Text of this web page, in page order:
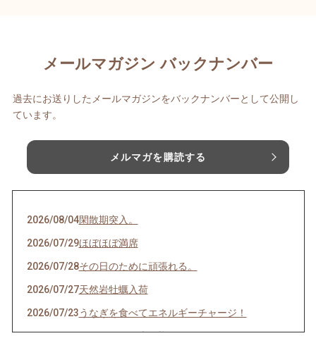
メールマガジン バックナンバー
過去にお送りしたメールマガジンをバックナンバーとして公開し
ています。
メルマガを購読する
2026/08/04閑散期突入。
2026/07/29ほぼほぼ満席
2026/07/28その日のために頑張れる。
2026/07/27天然岩牡蠣入荷
2026/07/23うなぎを食べてエネルギーチャージ！
2026/07/21明けましてお疲れ様！